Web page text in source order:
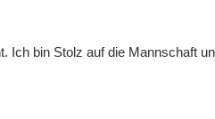
Ich bin Stolz auf die Mannschaft